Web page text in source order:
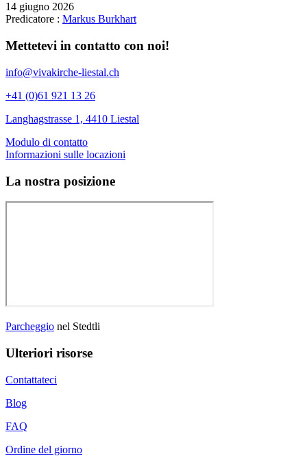
14 giugno 2026
Predicatore : Markus Burkhart
Mettetevi in contatto con noi!
info@vivakirche-liestal.ch
+41 (0)61 921 13 26
Langhagstrasse 1, 4410 Liestal
Modulo di contatto
Informazioni sulle locazioni
La nostra posizione
Parcheggio nel Stedtli
Ulteriori risorse
Contattateci
Blog
FAQ
Ordine del giorno